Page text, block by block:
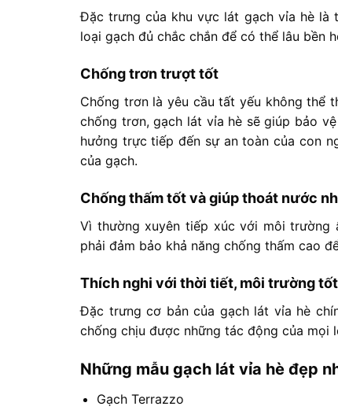
Đặc trưng của khu vực lát gạch vỉa hè là
loại gạch đủ chắc chắn để có thể lâu bền
Chống trơn trượt tốt
Chống trơn là yêu cầu tất yếu không thể
chống trơn, gạch lát vỉa hè sẽ giúp bảo
hưởng trực tiếp đến sự an toàn của con
của gạch.
Chống thấm tốt và giúp thoát nước
Vì thường xuyên tiếp xúc với môi
phải đảm bảo khả năng chống thấm cao
Thích nghi với thời tiết, môi trường tốt
Đặc trưng cơ bản của gạch lát vỉa hè
chống chịu được những tác động của mọi
Những mẫu gạch lát vỉa hè đẹp
Gạch Terrazzo